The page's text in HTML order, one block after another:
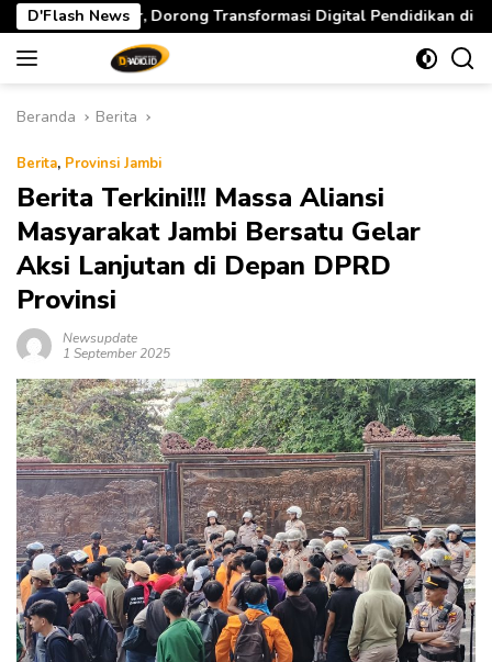
Langsung
ke
konten
D'Flash News
Transformasi Digital Pendidikan di Jambi Gubernur Al
Beranda Berita
Berita, Provinsi Jambi
Berita Terkini!!! Massa Aliansi
Masyarakat Jambi Bersatu Gelar
Aksi Lanjutan di Depan DPRD
Provinsi
Newsupdate
1 September 2025